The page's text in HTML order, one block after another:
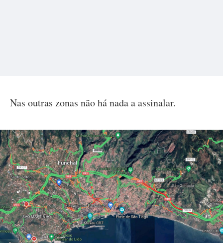
Nas outras zonas não há nada a assinalar.